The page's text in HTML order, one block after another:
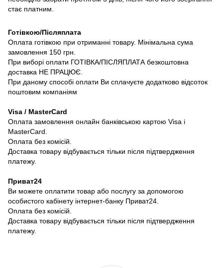
стає платним.
Готівкою/Післяплата
Оплата готівкою при отриманні товару. Мінімальна сума
замовлення 150 грн.
При виборі оплати ГОТІВКА/ПІСЛЯПЛАТА безкоштовна
доставка НЕ ПРАЦЮЄ.
При даному способі оплати Ви сплачуєте додатково відсоток
поштовим компаніям
Visa / MasterCard
Оплата замовлення онлайн банківською картою Visa і
MasterCard.
Оплата без комісій.
Доставка товару відбувається тільки після підтвердження
платежу.
Приват24
Ви можете оплатити товар або послугу за допомогою
особистого кабінету інтернет-банку Приват24.
Оплата без комісій.
Доставка товару відбувається тільки після підтвердження
платежу.